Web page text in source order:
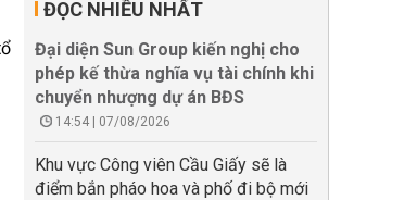
ĐỌC NHIỀU NHẤT
Đại diện Sun Group kiến nghị cho
phép kế thừa nghĩa vụ tài chính khi
chuyển nhượng dự án BĐS
14:54 | 07/08/2026
Khu vực Công viên Cầu Giấy sẽ là
điểm bắn pháo hoa và phố đi bộ mới